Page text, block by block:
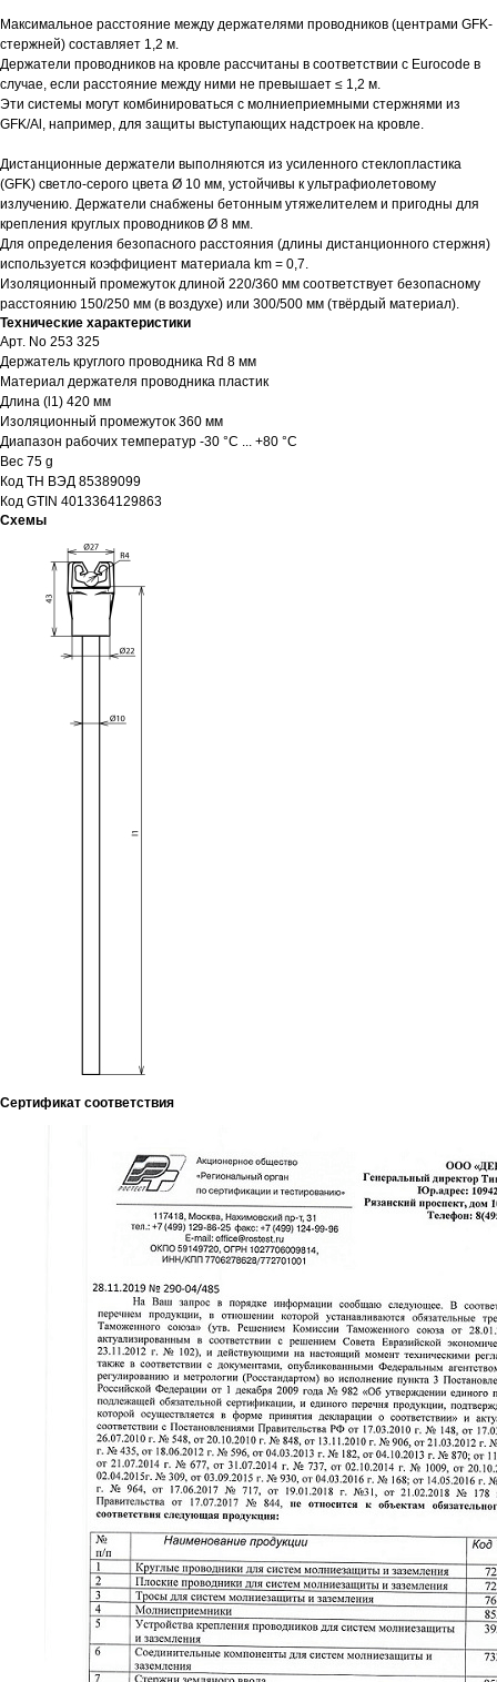
Максимальное расстояние между держателями проводников (центрами GFK-
стержней) составляет 1,2 м.
Держатели проводников на кровле рассчитаны в соответствии с Eurocode в
случае, если расстояние между ними не превышает ≤ 1,2 м.
Эти системы могут комбинироваться с молниеприемными стержнями из
GFK/Al, например, для защиты выступающих надстроек на кровле.
Дистанционные держатели выполняются из усиленного стеклопластика
(GFK) светло-серого цвета Ø 10 мм, устойчивы к ультрафиолетовому
излучению. Держатели снабжены бетонным утяжелителем и пригодны для
крепления круглых проводников Ø 8 мм.
Для определения безопасного расстояния (длины дистанционного стержня)
используется коэффициент материала km = 0,7.
Изоляционный промежуток длиной 220/360 мм соответствует безопасному
расстоянию 150/250 мм (в воздухе) или 300/500 мм (твёрдый материал).
Технические характеристики
Арт. No 253 325
Держатель круглого проводника Rd 8 мм
Материал держателя проводника пластик
Длина (l1) 420 мм
Изоляционный промежуток 360 мм
Диапазон рабочих температур -30 °C ... +80 °C
Вес 75 g
Код ТН ВЭД 85389099
Код GTIN 4013364129863
Схемы
Сертификат соответствия